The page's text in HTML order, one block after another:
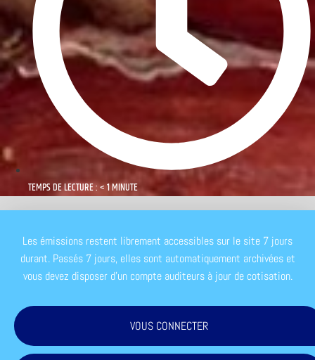
TEMPS DE LECTURE : < 1 MINUTE
Les émissions restent librement accessibles sur le site 7 jours
durant. Passés 7 jours, elles sont automatiquement archivées et
vous devez disposer d'un compte auditeurs à jour de cotisation.
VOUS CONNECTER